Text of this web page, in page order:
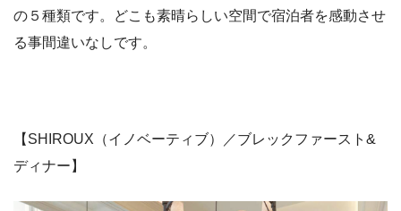
の５種類です。どこも素晴らしい空間で宿泊者を感動させ
る事間違いなしです。
【SHIROUX（イノベーティブ）／ブレックファースト&
ディナー】